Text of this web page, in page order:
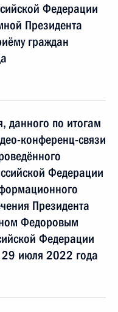
Федерации
Президента
граждан
данного по итогам
конференц-связи
Федерации
Президента
Федоровым
Федерации
29 июля 2022 года